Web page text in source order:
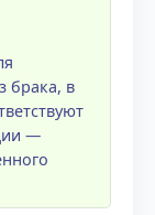
брака, в
—